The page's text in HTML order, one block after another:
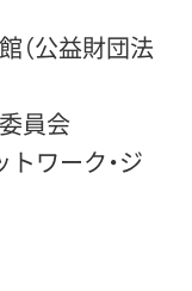
（公益財団法
員会
トワーク・ジ